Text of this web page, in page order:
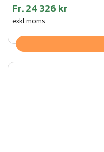
Fr.24 326 kr
exkl.moms